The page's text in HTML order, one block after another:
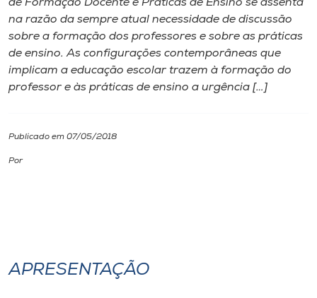
Internacionalização
I.nova
Diplomados
Biblioteca
de Formação Docente e Práticas de Ensino se assenta
na razão da sempre atual necessidade de discussão
sobre a formação dos professores e sobre as práticas
de ensino. As configurações contemporâneas que
implicam a educação escolar trazem à formação do
professor e às práticas de ensino a urgência […]
Publicado em 07/05/2018
Por
APRESENTAÇÃO